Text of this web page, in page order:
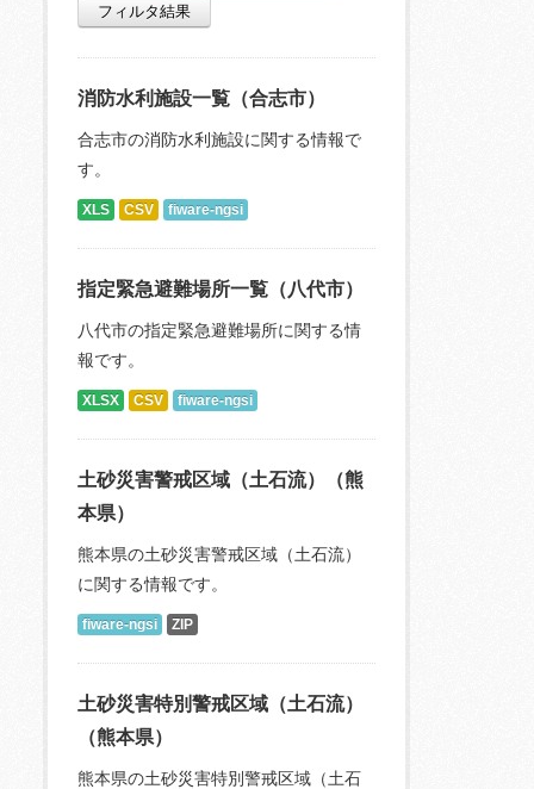
フィルタ結果
消防水利施設一覧（合志市）
合志市の消防水利施設に関する情報で
す。
XLS CSV fiware-ngsi
指定緊急避難場所一覧（八代市）
八代市の指定緊急避難場所に関する情
報です。
XLSX CSV fiware-ngsi
土砂災害警戒区域（土石流）（熊
本県）
熊本県の土砂災害警戒区域（土石流）
に関する情報です。
fiware-ngsi ZIP
土砂災害特別警戒区域（土石流）
（熊本県）
熊本県の土砂災害特別警戒区域（土石